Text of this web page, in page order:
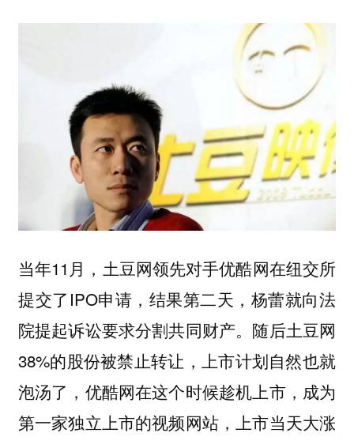
当年11月，土豆网领先对手优酷网在纽交所
提交了IPO申请，结果第二天，杨蕾就向法
院提起诉讼要求分割共同财产。随后土豆网
38%的股份被禁止转让，上市计划自然也就
泡汤了，优酷网在这个时候趁机上市，成为
第一家独立上市的视频网站，上市当天大涨